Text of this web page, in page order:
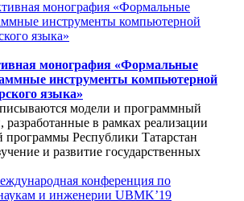
монография «Формальные
инструменты компьютерной
языка»
модели и программный
разработанные в рамках реализации
программы Республики Татарстан
и развитие государственных